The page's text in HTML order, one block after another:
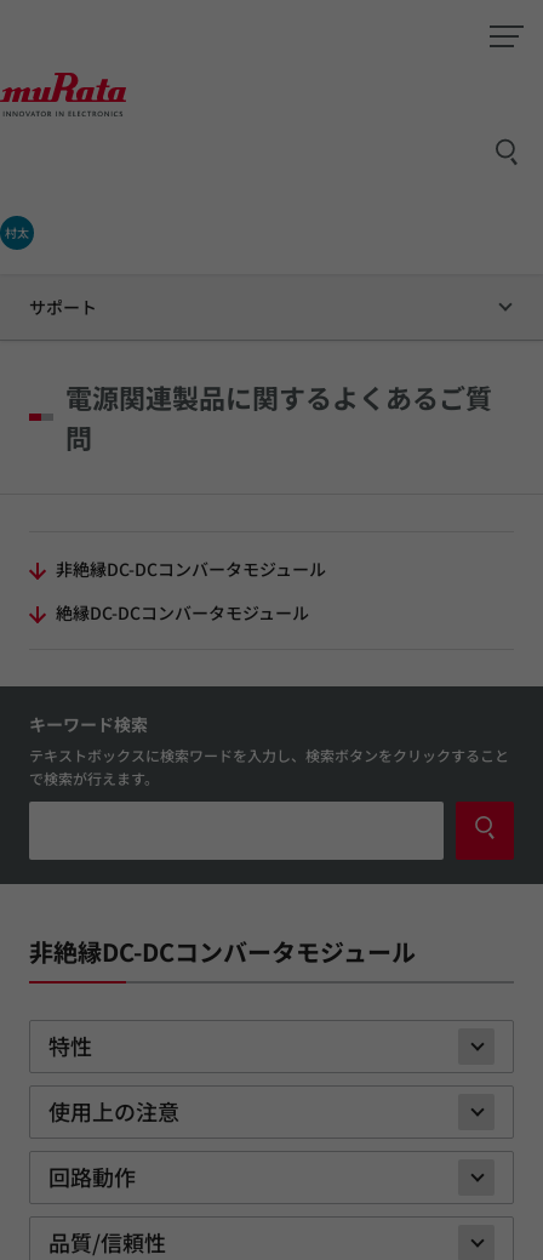
村太
サポート
電源関連製品に関するよくあるご質
問
非絶縁DC-DCコンバータモジュール
絶縁DC-DCコンバータモジュール
キーワード検索
テキストボックスに検索ワードを入力し、検索ボタンをクリックすること
で検索が行えます。
非絶縁DC-DCコンバータモジュール
特性
使用上の注意
回路動作
品質/信頼性